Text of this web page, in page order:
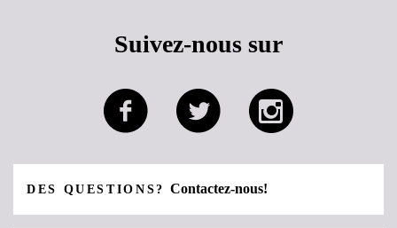
Suivez-nous sur
DES QUESTIONS?Contactez-nous!